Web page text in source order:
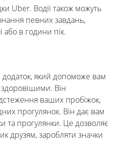
Uber. Водії також можуть
певних завдань,
або в години пік.
який допоможе вам
здоровішими. Він
ваших пробіжок,
прогулянок. Він дає вам
та прогулянки. Це дозволяє
друзям, заробляти значки